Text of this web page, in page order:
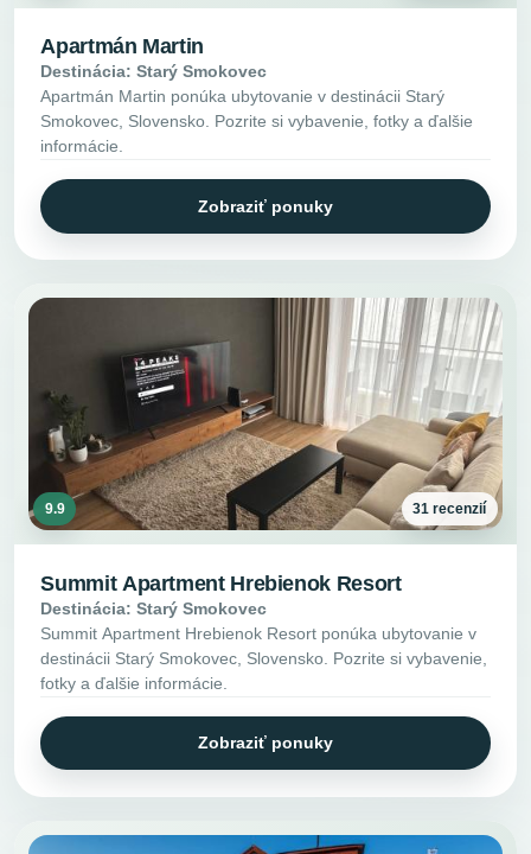
Apartmán Martin
Destinácia: Starý Smokovec
Apartmán Martin ponúka ubytovanie v destinácii Starý
Smokovec, Slovensko. Pozrite si vybavenie, fotky a ďalšie
informácie.
Zobraziť ponuky
9.9 31 recenzií
Summit Apartment Hrebienok Resort
Destinácia: Starý Smokovec
Summit Apartment Hrebienok Resort ponúka ubytovanie v
destinácii Starý Smokovec, Slovensko. Pozrite si vybavenie,
fotky a ďalšie informácie.
Zobraziť ponuky